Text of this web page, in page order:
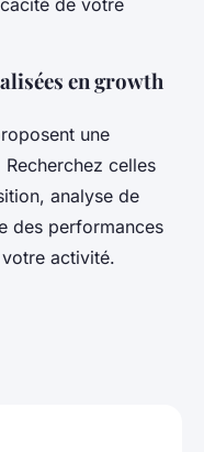
de votre
en growth
une
Recherchez celles
analyse de
des performances
activité.